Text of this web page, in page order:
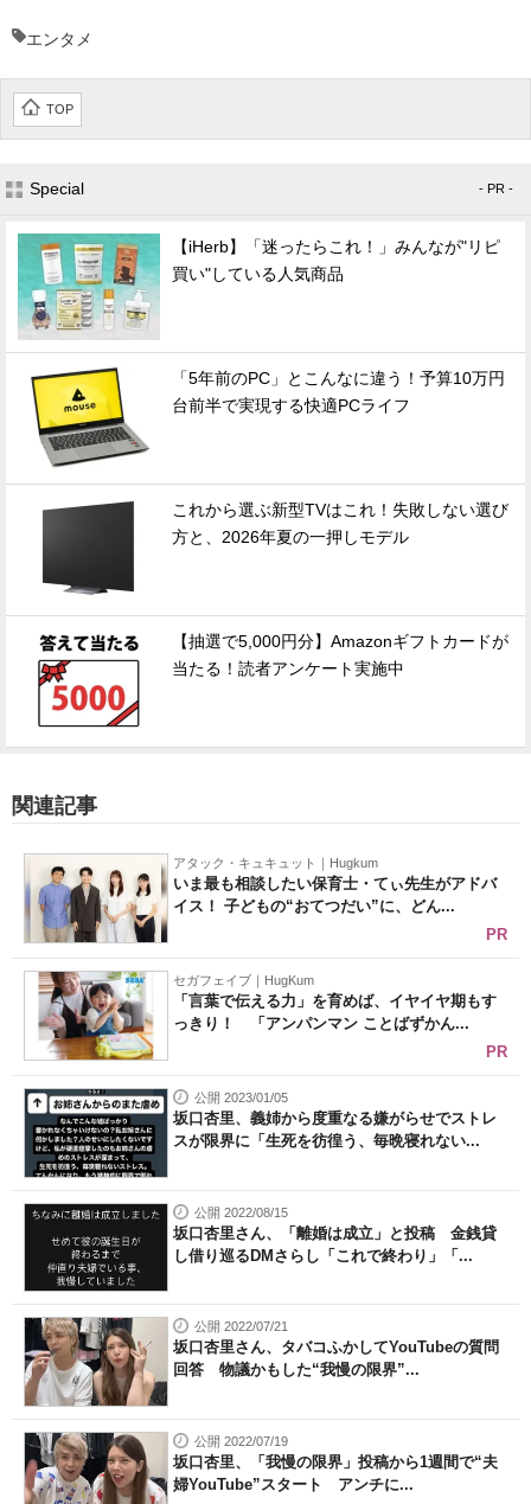
エンタメ
TOP
Special - PR -
【iHerb】「迷ったらこれ！」みんなが"リピ
買い"している人気商品
「5年前のPC」とこんなに違う！予算10万円
台前半で実現する快適PCライフ
これから選ぶ新型TVはこれ！失敗しない選び
方と、2026年夏の一押しモデル
【抽選で5,000円分】Amazonギフトカードが
当たる！読者アンケート実施中
関連記事
アタック・キュキュット｜Hugkum
いま最も相談したい保育士・てぃ先生がアドバ
イス！ 子どもの“おてつだい”に、どん...
PR
セガフェイブ｜HugKum
「言葉で伝える力」を育めば、イヤイヤ期もす
っきり！ 「アンパンマン ことばずかん...
PR
公開 2023/01/05
坂口杏里、義姉から度重なる嫌がらせでストレ
スが限界に「生死を彷徨う、毎晩寝れない...
公開 2022/08/15
坂口杏里さん、「離婚は成立」と投稿 金銭貸
し借り巡るDMさらし「これで終わり」「...
公開 2022/07/21
坂口杏里さん、タバコふかしてYouTubeの質問
回答 物議かもした“我慢の限界”...
公開 2022/07/19
坂口杏里、「我慢の限界」投稿から1週間で“夫
婦YouTube”スタート アンチに...